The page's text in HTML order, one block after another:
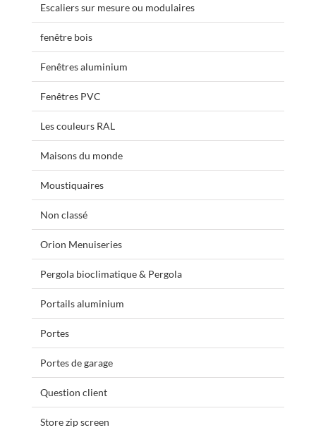
Escaliers sur mesure ou modulaires
fenêtre bois
Fenêtres aluminium
Fenêtres PVC
Les couleurs RAL
Maisons du monde
Moustiquaires
Non classé
Orion Menuiseries
Pergola bioclimatique & Pergola
Portails aluminium
Portes
Portes de garage
Question client
Store zip screen